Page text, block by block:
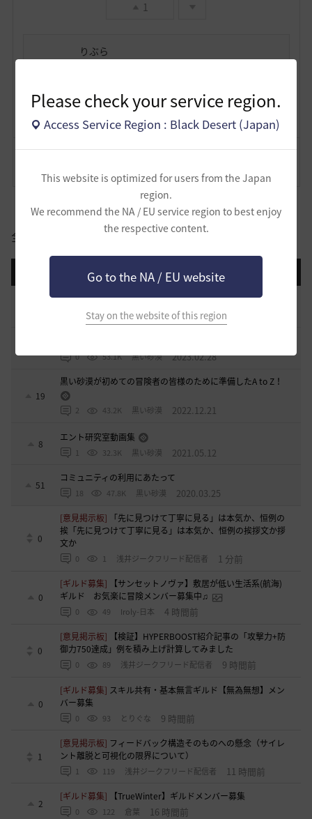
Please check your service region.
Access Service Region : Black Desert (Japan)
This website is optimized for users from the Japan
region.
We recommend the NA / EU service region to best enjoy
the respective content.
Go to the NA / EU website
Stay on the website of this region
1
りぶら
Lv62 煙いわ
全体
検索順 コメント順
止まらない超高速成長、HYPERBOOST
954 黒い砂漠 6 日前
0 53.1K 黒い砂漠 2023.02.28
19
黒い砂漠が初めての冒険者の皆様のために準備したA to Z！
2 43.2K 黒い砂漠 2022.12.21
8
エント研究室動画集
1 32.3K 黒い砂漠 2021.05.12
51
コミュニティの利用にあたって
18 47.8K 黒い砂漠 2020.03.25
0
[意見掲示板]
「先に見つけて丁寧に見る」は本気か、恒例の
挨「先に見つけて丁寧に見る」は本気か、恒例の挨拶文か拶
文か
0 1 浅井ジークフリード配信者 1 分前
0
[ギルド募集]
【サンセットノヴァ】敷居が低い生活系(航海)
ギルド お気楽に冒険メンバー募集中♫
0 49 Iroly-日本 4 時間前
0
[意見掲示板]
【検証】HYPERBOOST紹介記事の「攻撃力+防
御力750達成」例を積み上げ計算してみました
0 89 浅井ジークフリード配信者 9 時間前
0
[ギルド募集] スキル共有・基本無言ギルド【無為無想】メン
バー募集
0 93 とりぐな 9 時間前
1
[意見掲示板] フィードバック構造そのものへの懸念（サイレ
ント離脱と可視化の限界について）
1 119 浅井ジークフリード配信者 11 時間前
2
[ギルド募集] 【TrueWinter】ギルドメンバー募集
0 122 倉葉 16 時間前